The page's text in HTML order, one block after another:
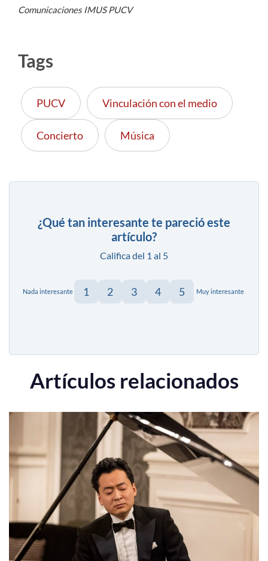
Comunicaciones IMUS PUCV
Tags
PUCV Vinculación con el medio
Concierto Música
¿Qué tan interesante te pareció este
artículo?
Califica del 1 al 5
Nada interesante 1 2 3 4 5 Muy interesante
Artículos relacionados